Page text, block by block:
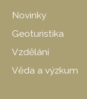
Novinky
Geoturistika
Vzdělání
Věda a výzkum